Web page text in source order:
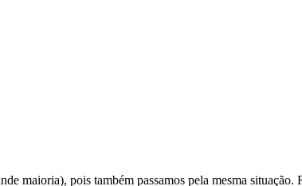
maioria), pois também passamos pela mesma